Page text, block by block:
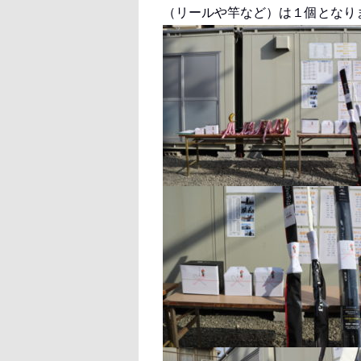
（リールや竿など）は１個となり